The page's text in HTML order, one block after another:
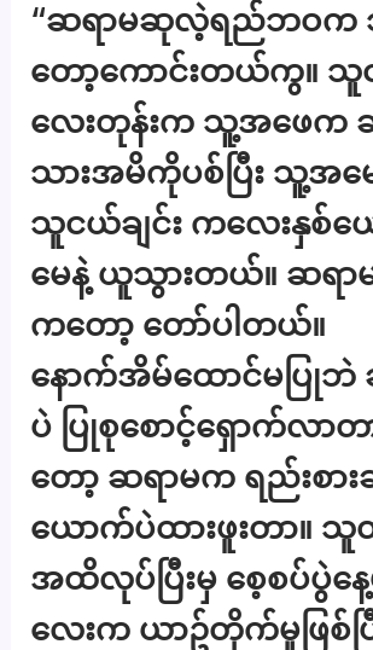
“ဆရာမဆုလဲ့ရည်ဘဝက
တော့ကောင်းတယ်ကွ။
လေးတုန်းက သူ့အဖေက
သားအမိကိုပစ်ပြီး သူ့အမ
သူငယ်ချင်း ကလေးနှစ်
မေနဲ့ ယူသွားတယ်။ ဆရာ
ကတော့ တော်ပါတယ်။
နောက်အိမ်ထောင်မပြုဘဲ
ပဲ ပြုစုစောင့်ရှောက်လာတာ
တော့ ဆရာမက ရည်းစာ
ယောက်ပဲထားဖူးတာ။
အထိလုပ်ပြီးမှ စေ့စပ်ပွဲန
လေးက ယာဥ်တိုက်မှုဖြစ်ပ